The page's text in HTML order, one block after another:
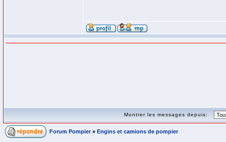
Montrer les messages depuis:
Forum Pompier » Engins et camions de pompier